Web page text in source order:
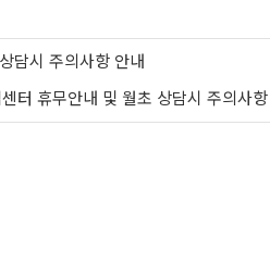
담시 주의사항 안내
터 휴무안내 및 월초 상담시 주의사항